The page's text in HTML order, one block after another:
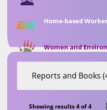
Home-based
Women and
Reports and Books
Showing results 4 of 4